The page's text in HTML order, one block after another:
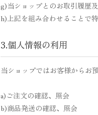
g)当ショップとのお取引履歴
h)上記を組み合わせることで
3.個人情報の利用
当ショップではお客様からお
a)ご注文の確認、照会
b)商品発送の確認、照会